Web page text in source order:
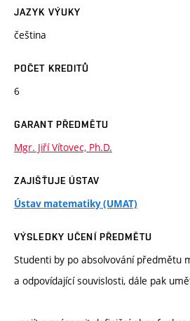
JAZYK VÝUKY
čeština
POČET KREDITŮ
6
GARANT PŘEDMĚTU
Mgr. Jiří Vítovec, Ph.D.
ZAJIŠŤUJE ÚSTAV
Ústav matematiky (UMAT)
VÝSLEDKY UČENÍ PŘEDMĚTU
Studenti by po absolvování předmětu
a odpovídající souvislosti, dále pak